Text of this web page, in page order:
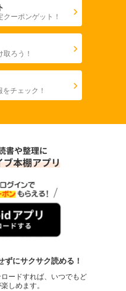
ーポンゲット！
ろう！
チェック！
ずにサクサク読める！
ードすれば、いつでもど
しめます。